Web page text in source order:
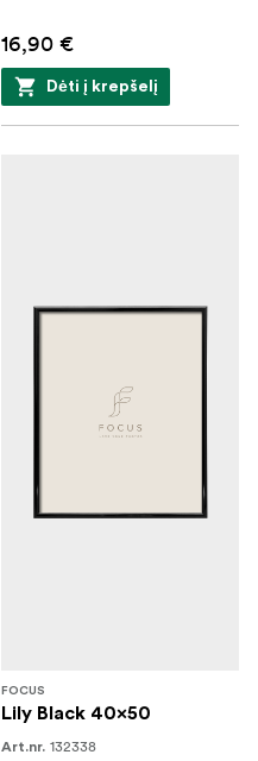
16,90 €
Dėti į krepšelį
FOCUS
Lily Black 40x50
Art.nr. 132338